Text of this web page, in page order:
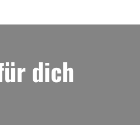
dich